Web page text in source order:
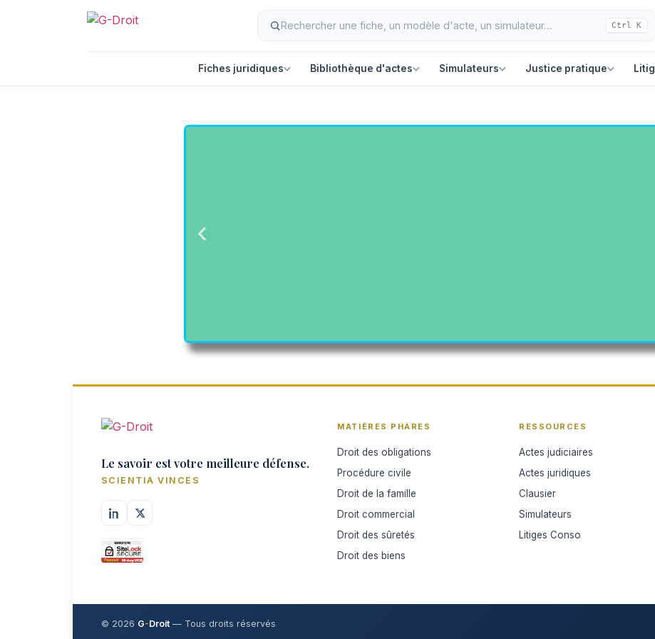
Ctrl K
Fiches juridiques Bibliothèque d'actes Simulateurs Justice pratique
Création d'un espace membre!
L’inscription est gratuite et rapide ! Rejoignez-nous dès
ne rien manquer de nos nouveautés et bénéficier de tous les
réservés à nos membres.
Le savoir est votre meilleure défense.
SCIENTIA VINCES
MATIÈRES PHARES
Droit des obligations
Procédure civile
Droit de la famille
Droit commercial
Droit des sûretés
Droit des biens
RESSOURCES
Actes judiciaires
Actes juridiques
Clausier
Simulateurs
Litiges Conso
© 2026 G-Droit — Tous droits réservés